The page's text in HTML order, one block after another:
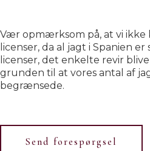
Vær opmærksom på, at vi ikke
licenser, da al jagt i Spanien
licenser, det enkelte revir
grunden til at vores antal af
begrænsede.
Send forespørgsel